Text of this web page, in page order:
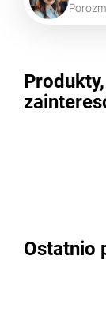
Porozm
Ostatnio